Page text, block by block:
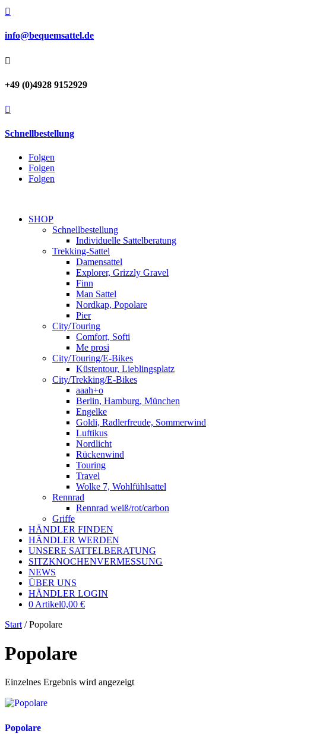

info@bequemsattel.de

+49 (0)4928 9152929

Schnellbestellung
Folgen
Folgen
Folgen
SHOP
Schnellbestellung
Individuelle Sattelberatung
Trekking-Sattel
Damensattel
Explorer, Grizzly Gravel
Finn
Man Sattel
Nordkap, Popolare
Pier
City/Touring
Comfort, Softi
Me prosi
City/Touring/E-Bikes
Küstentour, Lieblingsplatz
City/Trekking/E-Bikes
aaah+o
Berlin, Hamburg, München
Engelke
Goldi, Radlerfreude, Sommerwind
Luftikus
Nordlicht
Rückenwind
Touring
Travel
Wolke 7, Wohlfühlsattel
Rennrad
Rennrad weiß/rot/carbon
Griffe
HÄNDLER FINDEN
HÄNDLER WERDEN
UNSERE SATTELBERATUNG
SITZKNOCHENVERMESSUNG
NEWS
ÜBER UNS
HÄNDLER LOGIN
0 Artikel0,00 €
Start / Popolare
Popolare
Einzelnes Ergebnis wird angezeigt
Popolare